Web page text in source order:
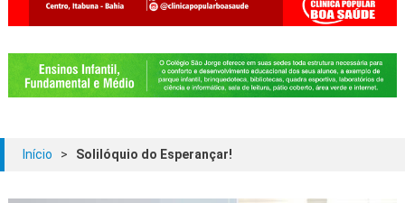
Início > Solilóquio do Esperançar!